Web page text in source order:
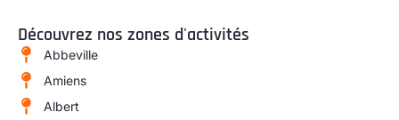
Découvrez nos zones d'activités
Abbeville
Amiens
Albert